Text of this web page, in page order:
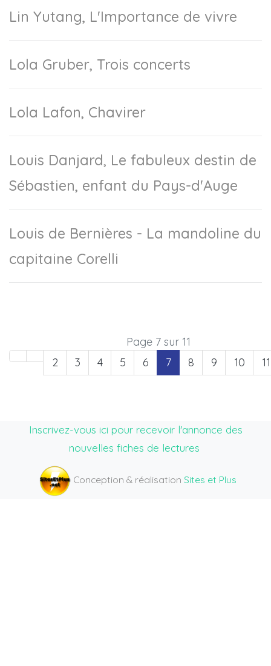
Lin Yutang, L'Importance de vivre
Lola Gruber, Trois concerts
Lola Lafon, Chavirer
Louis Danjard, Le fabuleux destin de
Sébastien, enfant du Pays-d'Auge
Louis de Bernières - La mandoline du
capitaine Corelli
2 3 4 5 6 7 8 9 10 11
Page 7 sur 11
Inscrivez-vous ici pour recevoir l'annonce des
nouvelles fiches de lectures
Conception & réalisation Sites et Plus